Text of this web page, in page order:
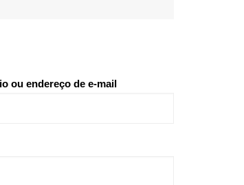
ou endereço de e-mail